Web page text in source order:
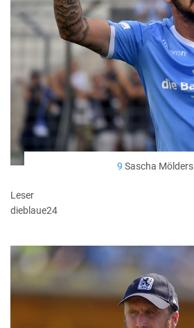
9 Sascha Mölders
Leser
dieblaue24